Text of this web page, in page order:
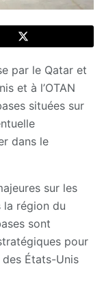
par le Qatar et
et à l’OTAN
situées sur
dans le
sur les
la région du
sont
pour
des États-Unis